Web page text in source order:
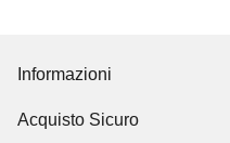
Informazioni
Acquisto Sicuro